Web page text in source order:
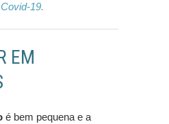
19.
EM
é bem pequena e a